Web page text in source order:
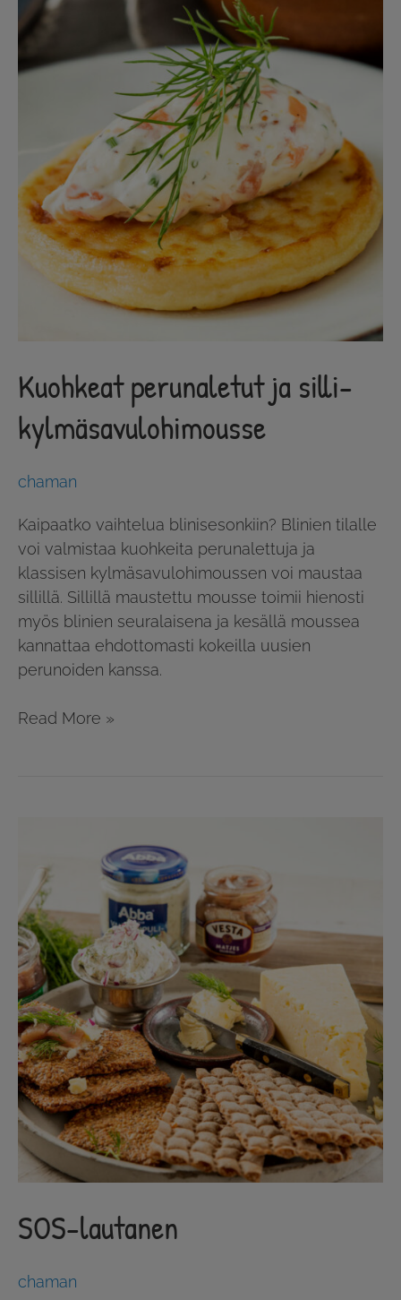
Kuohkeat perunaletut ja silli-
kylmäsavulohimousse
chaman
Kaipaatko vaihtelua blinisesonkiin? Blinien tilalle
voi valmistaa kuohkeita perunalettuja ja
klassisen kylmäsavulohimoussen voi maustaa
sillillä. Sillillä maustettu mousse toimii hienosti
myös blinien seuralaisena ja kesällä moussea
kannattaa ehdottomasti kokeilla uusien
perunoiden kanssa.
perunaletut
ja
silli-
kylmäsavulohimousse
Read More »
SOS-lautanen
chaman